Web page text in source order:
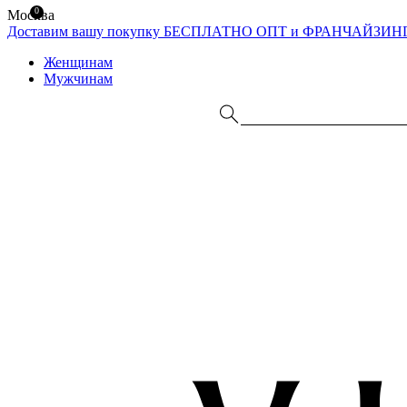
Москва
Доставим вашу покупку БЕСПЛАТНО ОПТ и
Женщинам
Мужчинам
0